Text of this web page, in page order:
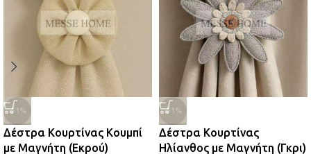
-51%
Δέστρα Κουρτίνας Κουμπί
με Μαγνήτη (Εκρού)
-51%
Δέστρα Κουρτίνας
Ηλίανθος με Μαγνήτη (Γκρι)